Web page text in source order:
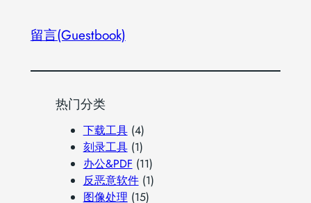
留言(Guestbook)
热门分类
下载工具(4)
刻录工具(1)
办公&PDF (11)
反恶意软件(1)
图像处理(15)